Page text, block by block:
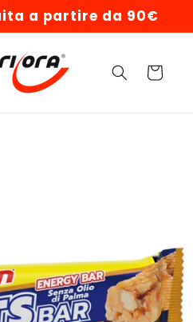
a partire da 90€
Carrello